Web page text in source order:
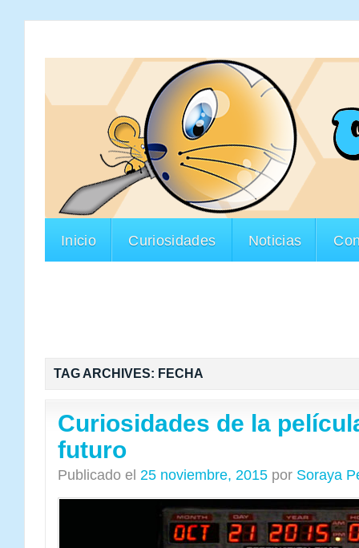
Inicio Curiosidades Noticias
TAG ARCHIVES: FECHA
Curiosidades de la
futuro
Publicado el 25 noviembre, 2015 por Soraya